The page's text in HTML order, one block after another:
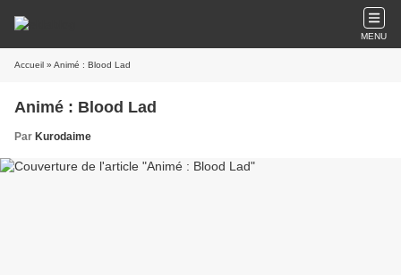
MENU
Accueil » Animé : Blood Lad
Animé : Blood Lad
Par Kurodaime